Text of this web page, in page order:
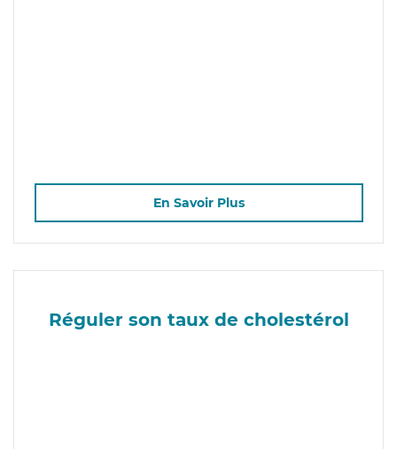
En Savoir Plus
Réguler son taux de cholestérol